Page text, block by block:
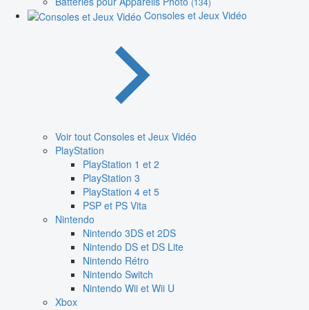
Consoles et Jeux Vidéo
Voir tout Consoles et Jeux Vidéo
PlayStation
PlayStation 1 et 2
PlayStation 3
PlayStation 4 et 5
PSP et PS Vita
Nintendo
Nintendo 3DS et 2DS
Nintendo DS et DS Lite
Nintendo Rétro
Nintendo Switch
Nintendo Wii et Wii U
Xbox